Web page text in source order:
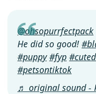
@ohsopurrfectpack
He did so good!
#puppy #fyp
#petsontiktok
♬ original sound -